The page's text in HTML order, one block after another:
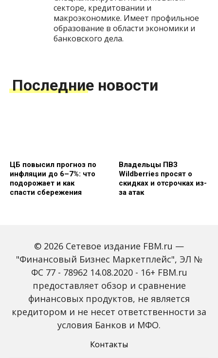
секторе, кредитовании и
макроэкономике. Имеет профильное
образование в области экономики и
банковского дела.
Последние новости
ЦБ повысил прогноз по
инфляции до 6–7%: что
подорожает и как
спасти сбережения
Владельцы ПВЗ
Wildberries просят о
скидках и отсрочках из-
за атак
Объем наличных у
россиян в июле вырос
на 43%: что стоит за
рекордным спросом на
С 2027 года ИНН станет
банковских счетов
россиян: что изменится
© 2026 Сетевое издание FBM.ru —
"Финансовый Бизнес Маркетплейс", ЭЛ №
ФС 77 - 78962 14.08.2020 - 16+ FBM.ru
предоставляет обзор и сравнение
финансовых продуктов, не является
кредитором и не несет ответственности за
условия Банков и МФО.
Контакты